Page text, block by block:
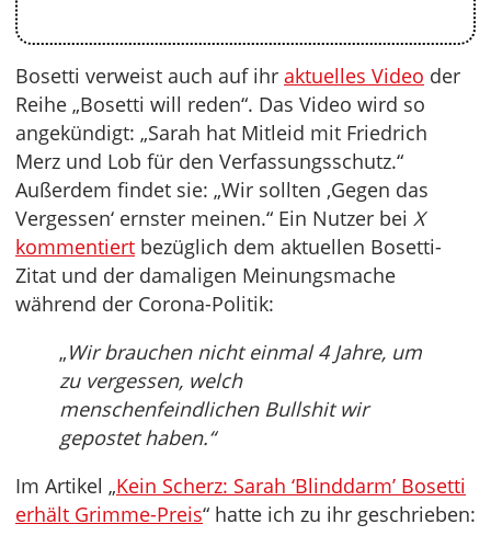
Bosetti verweist auch auf ihr aktuelles Video der
Reihe „Bosetti will reden“. Das Video wird so
angekündigt: „Sarah hat Mitleid mit Friedrich
Merz und Lob für den Verfassungsschutz.“
Außerdem findet sie: „Wir sollten ‚Gegen das
Vergessen‘ ernster meinen.“ Ein Nutzer bei X
kommentiert bezüglich dem aktuellen Bosetti-
Zitat und der damaligen Meinungsmache
während der Corona-Politik:
„Wir brauchen nicht einmal 4 Jahre, um
zu vergessen, welch
menschenfeindlichen Bullshit wir
gepostet haben.“
Im Artikel „Kein Scherz: Sarah ‘Blinddarm’ Bosetti
erhält Grimme-Preis“ hatte ich zu ihr geschrieben: